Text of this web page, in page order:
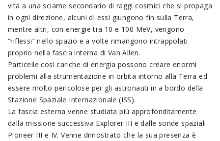
vita a una sciame secondario di raggi cosmici che si propaga
in ogni direzione, alcuni di essi giungono fin sulla Terra,
mentre altri, con energie tra 10 e 100 MeV, vengono
“riflessi” nello spazio e a volte rimangono intrappolati
proprio nella fascia interna di Van Allen.
Particelle così cariche di energia possono creare enormi
problemi alla strumentazione in orbita intorno alla Terra ed
essere molto pericolose per gli astronauti in a bordo della
Stazione Spaziale Internazionale (ISS).
La fascia esterna venne studiata più approfonditamente
dalla missione successiva Explorer III e dalle sonde spaziali
Pioneer III e IV. Venne dimostrato che la sua presenza è